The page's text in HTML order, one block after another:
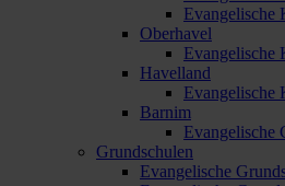
Evangelische
Oberhavel
Evangelische
Havelland
Evangelische
Barnim
Evangelische
Grundschulen
Evangelische